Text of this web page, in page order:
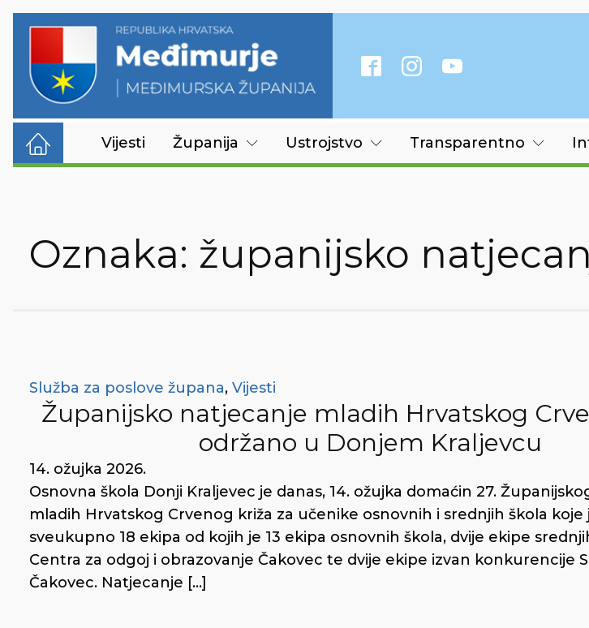
Vijesti Županija Ustrojstvo Transparentno
Oznaka: županijsko
Služba za poslove župana, Vijesti
Županijsko natjecanje mladih Hrvatskog
održano u Donjem Kraljevcu
14. ožujka 2026.
Osnovna škola Donji Kraljevec je danas, 14. ožujka domaćin 27.
mladih Hrvatskog Crvenog križa za učenike osnovnih i srednjih škola koje
sveukupno 18 ekipa od kojih je 13 ekipa osnovnih škola, dvije ekipe
Centra za odgoj i obrazovanje Čakovec te dvije ekipe izvan konkurencije
Čakovec. Natjecanje […]